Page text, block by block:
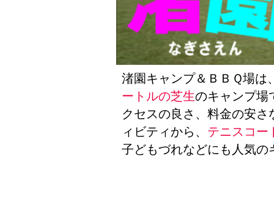
渚園キャンプ＆ＢＢＱ場
ートルの芝生のキャンプ
クセスの良さ、料金の安さ
ィビティから、 テニスコー
子どもづれなどにも人気